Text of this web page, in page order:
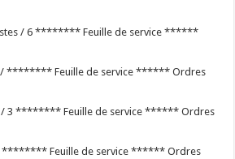
/ 6 ******** Feuille de service ******
/ ******** Feuille de service ****** Ordres
/ 3 ******** Feuille de service ****** Ordres
******** Feuille de service ****** Ordres